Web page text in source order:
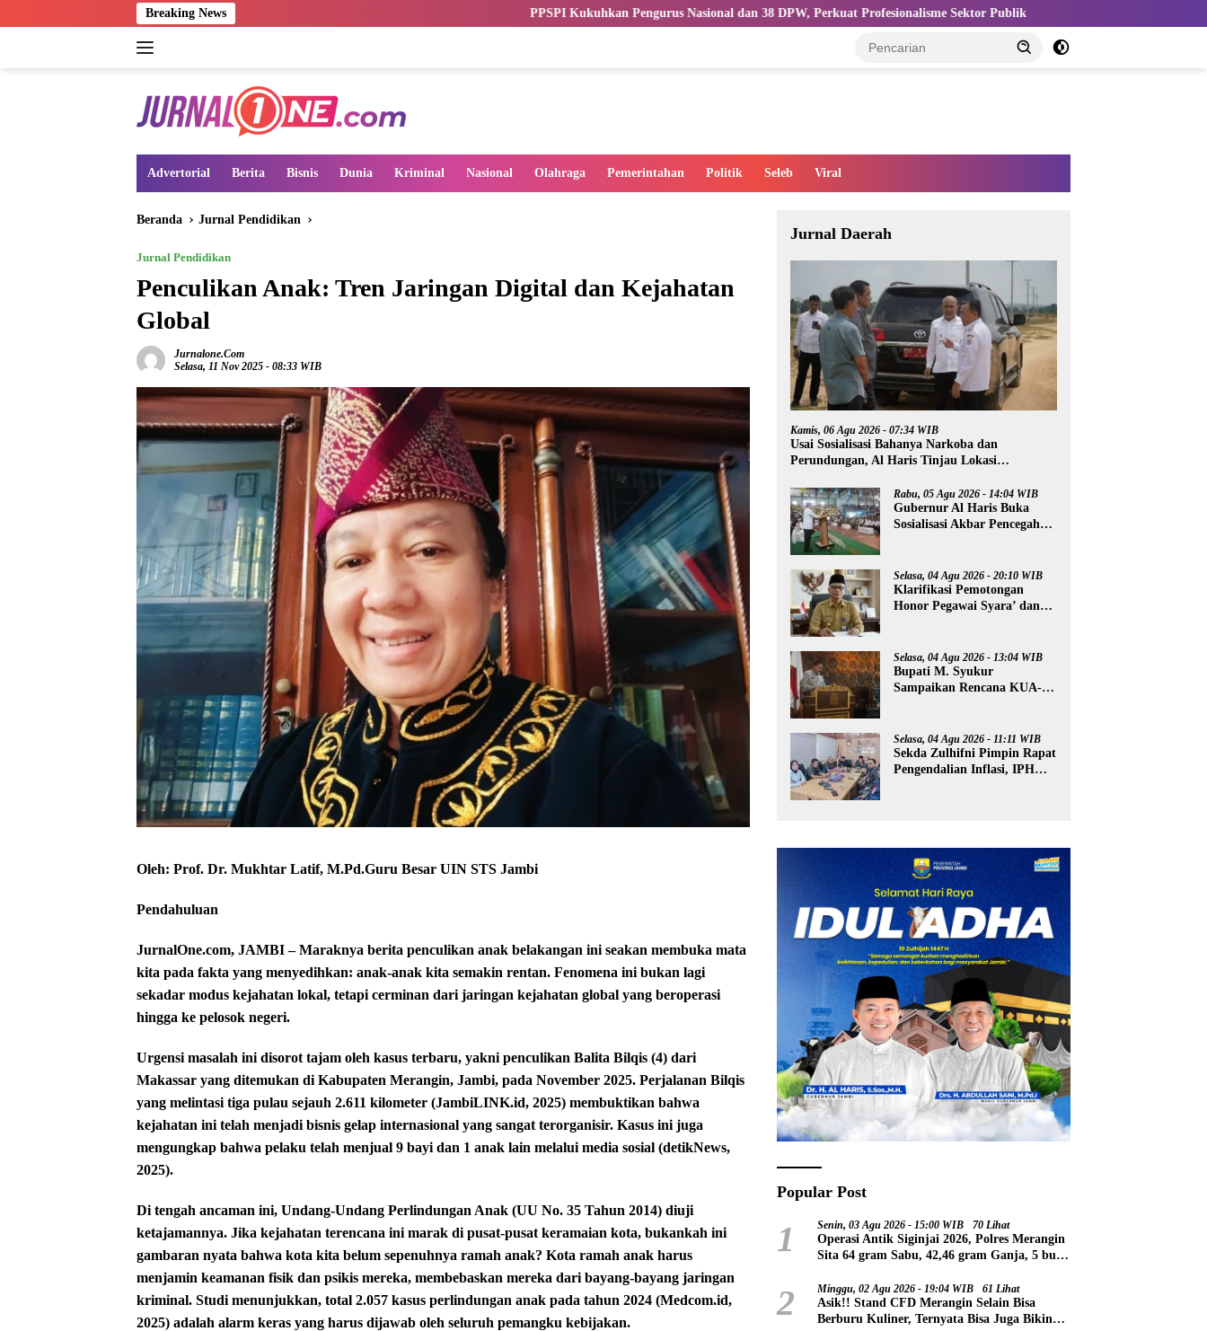
ke
Breaking News PPSPI Kukuhkan Pengurus Nasional dan 38 DPW, Perkuat Profesionalisme Sektor Publik Kemnaker Perkuat Ekosistem K3 untuk
Advertorial Berita Bisnis Dunia Kriminal Nasional Olahraga Pemerintahan Politik Seleb Viral
Beranda Jurnal Pendidikan
Jurnal Pendidikan
Penculikan Anak: Tren Jaringan Digital dan Kejahatan
Global
Jurnalone.com
Selasa, 11 Nov 2025 - 08:33 WIB
Oleh: Prof. Dr. Mukhtar Latif, M.Pd.Guru Besar UIN STS Jambi
Pendahuluan
​JurnalOne.com, JAMBI – Maraknya berita penculikan anak belakangan ini seakan membuka mata
kita pada fakta yang menyedihkan: anak-anak kita semakin rentan. Fenomena ini bukan lagi
sekadar modus kejahatan lokal, tetapi cerminan dari jaringan kejahatan global yang beroperasi
hingga ke pelosok negeri.
​Urgensi masalah ini disorot tajam oleh kasus terbaru, yakni penculikan Balita Bilqis (4) dari
Makassar yang ditemukan di Kabupaten Merangin, Jambi, pada November 2025. Perjalanan Bilqis
yang melintasi tiga pulau sejauh 2.611 kilometer (JambiLINK.id, 2025) membuktikan bahwa
kejahatan ini telah menjadi bisnis gelap internasional yang sangat terorganisir. Kasus ini juga
mengungkap bahwa pelaku telah menjual 9 bayi dan 1 anak lain melalui media sosial (detikNews,
2025).
​Di tengah ancaman ini, Undang-Undang Perlindungan Anak (UU No. 35 Tahun 2014) diuji
ketajamannya. Jika kejahatan terencana ini marak di pusat-pusat keramaian kota, bukankah ini
gambaran nyata bahwa kota kita belum sepenuhnya ramah anak? Kota ramah anak harus
menjamin keamanan fisik dan psikis mereka, membebaskan mereka dari bayang-bayang jaringan
kriminal. Studi menunjukkan, total 2.057 kasus perlindungan anak pada tahun 2024 (Medcom.id,
2025) adalah alarm keras yang harus dijawab oleh seluruh pemangku kebijakan.
Jurnal Daerah
Kamis, 06 Agu 2026 - 07:34 WIB
Usai Sosialisasi Bahanya Narkoba dan
Perundungan, Al Haris Tinjau Lokasi
Rabu, 05 Agu 2026 - 14:04 WIB
Gubernur Al Haris Buka
Sosialisasi Akbar Pencegahan
Selasa, 04 Agu 2026 - 20:10 WIB
Klarifikasi Pemotongan
Honor Pegawai Syara’ dan
Selasa, 04 Agu 2026 - 13:04 WIB
Bupati M. Syukur
Sampaikan Rencana KUA-
Selasa, 04 Agu 2026 - 11:11 WIB
Sekda Zulhifni Pimpin Rapat
Pengendalian Inflasi, IPH
Popular Post
1 Senin, 03 Agu 2026 - 15:00 WIB 70 Lihat
Operasi Antik Siginjai 2026, Polres Merangin
Sita 64 gram Sabu, 42,46 gram Ganja, 5 butir
2 Minggu, 02 Agu 2026 - 19:04 WIB 61 Lihat
Asik!! Stand CFD Merangin Selain Bisa
Berburu Kuliner, Ternyata Bisa Juga Bikin